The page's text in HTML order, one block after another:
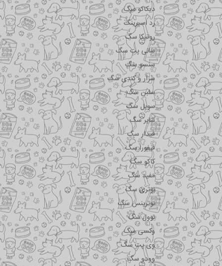
دیکاکو سگ
رد اسپرینگ
روتیکا سگ
سانی پت سگ
سنسو سگ
سزار و کندی سگ
سلبن سگ
سویل سگ
شایر سگ
فیدار سگ
فیفورا سگ
کاکو سگ
مفید سگ
نوتری سگ
نوترینس سگ
نوول سگ
وکسی سگ
وی پت سگ
وودو سگ